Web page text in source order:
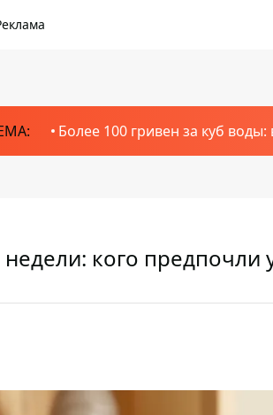
Более 100 гривен за куб
кого предпочли